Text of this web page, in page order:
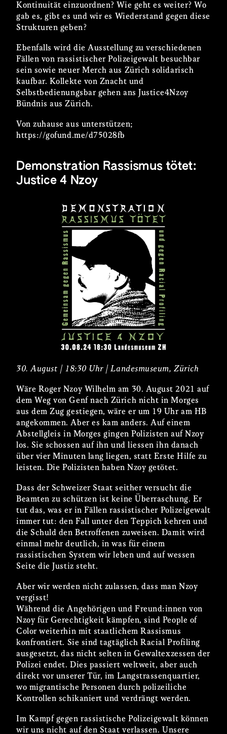
Kontinuität einzuordnen? Wie geht es weiter? Wo
gab es, gibt es und wir es Wiederstand gegen diese
Strukturen geben?
Ebenfalls wird die Ausstellung zu verschiedenen
Fällen von rassistischer Polizeigewalt besuchbar
sein sowie neuer Merch aus Zürich solidarisch
kaufbar. Kollekte von Znacht und
Selbstbedienungsbar gehen ans Justice4Nzoy
Bündnis aus Zürich.
Von zuhause aus unterstützen;
https://gofund.me/d75028fb
Demonstration Rassismus tötet:
Justice 4 Nzoy
30. August | 18:30 Uhr | Landesmuseum, Zürich
Wäre Roger Nzoy Wilhelm am 30. August 2021 auf
dem Weg von Genf nach Zürich nicht in Morges
aus dem Zug gestiegen, wäre er um 19 Uhr am HB
angekommen. Aber es kam anders. Auf einem
Abstellgleis in Morges gingen Polizisten auf Nzoy
los. Sie schossen auf ihn und liessen ihn danach
über vier Minuten lang liegen, statt Erste Hilfe zu
leisten. Die Polizisten haben Nzoy getötet.
Dass der Schweizer Staat seither versucht die
Beamten zu schützen ist keine Überraschung. Er
tut das, was er in Fällen rassistischer Polizeigewalt
immer tut: den Fall unter den Teppich kehren und
die Schuld den Betroffenen zuweisen. Damit wird
einmal mehr deutlich, in was für einem
rassistischen System wir leben und auf wessen
Seite die Justiz steht.
Aber wir werden nicht zulassen, dass man Nzoy
vergisst!
Während die Angehörigen und Freund:innen von
Nzoy für Gerechtigkeit kämpfen, sind People of
Color weiterhin mit staatlichem Rassismus
konfrontiert. Sie sind tagtäglich Racial Profiling
ausgesetzt, das nicht selten in Gewaltexzessen der
Polizei endet. Dies passiert weltweit, aber auch
direkt vor unserer Tür, im Langstrassenquartier,
wo migrantische Personen durch polizeiliche
Kontrollen schikaniert und verdrängt werden.
Im Kampf gegen rassistische Polizeigewalt können
wir uns nicht auf den Staat verlassen. Unsere